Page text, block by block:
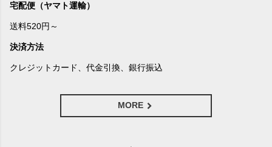
宅配便（ヤマト運輸）
送料520円～
決済方法
クレジットカード、代金引換、銀行振込
MORE